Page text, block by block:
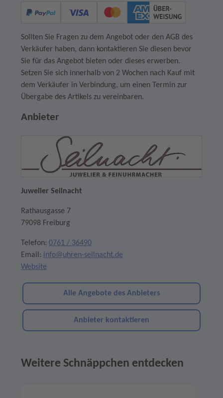
Sollten Sie Fragen zu dem Angebot oder den AGB des
Verkäufer haben, dann kontaktieren Sie diesen bevor
Sie für das Angebot bieten oder dieses erwerben.
Setzen Sie sich innerhalb von 2 Wochen nach Kauf mit
dem Verkäufer in Verbindung, um einen Termin zur
Übergabe des Artikels zu vereinbaren.
Anbieter
Juwelier Seilnacht
Rathausgasse 7
79098 Freiburg
Telefon: 0761 / 36490
Email: info@uhren-seilnacht.de
Website
Alle Angebote des Anbieters
Anbieter kontaktieren
Weitere Schnäppchen entdecken